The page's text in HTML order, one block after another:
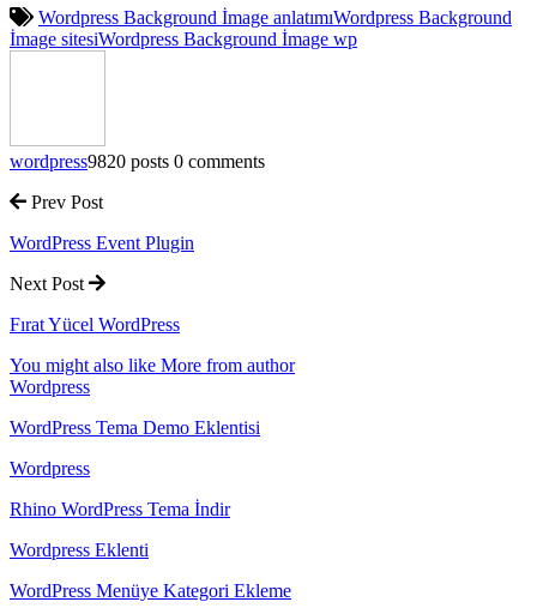
Wordpress Background İmage anlatımıWordpress Background
İmage sitesiWordpress Background İmage wp
wordpress9820 posts 0 comments
Prev Post
WordPress Event Plugin
Next Post
Fırat Yücel WordPress
You might also like More from author
Wordpress
WordPress Tema Demo Eklentisi
Wordpress
Rhino WordPress Tema İndir
Wordpress Eklenti
WordPress Menüye Kategori Ekleme